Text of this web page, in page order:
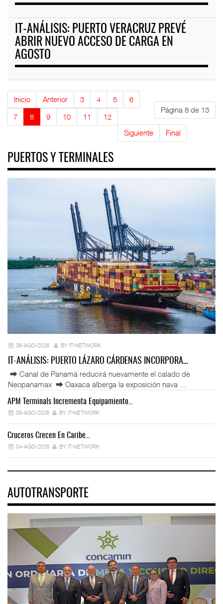
IT-ANÁLISIS: PUERTO VERACRUZ PREVÉ
ABRIR NUEVO ACCESO DE CARGA EN
AGOSTO
Página 8 de 13
Inicio Anterior 3 4 5
6
7
8 9 10 11
12
Siguiente
Final
PUERTOS Y TERMINALES
06-AGO-2026 BY IT-NETWORK
IT-ANÁLISIS: PUERTO LÁZARO CÁRDENAS INCORPORA…
⮕ Canal de Panamá reducirá nuevamente el calado de
Neopanamax ⮕ Oaxaca alberga la exposición nava ...
APM Terminals Incrementa Equipamiento…
05-AGO-2026 BY IT-NETWORK
Cruceros Crecen En Caribe…
04-AGO-2026 BY IT-NETWORK
AUTOTRANSPORTE